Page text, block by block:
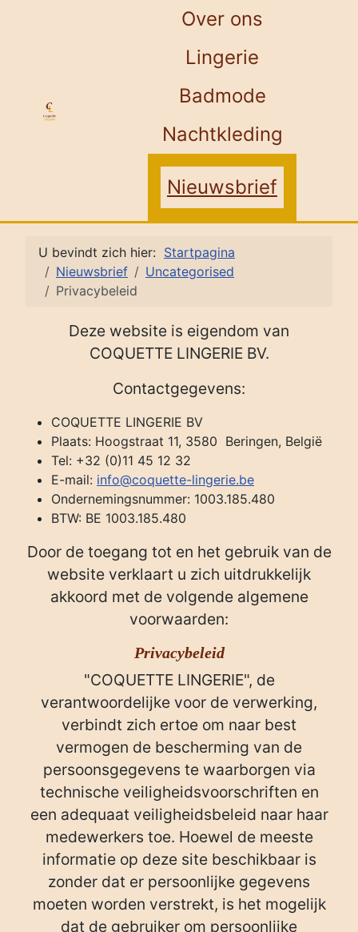
Over ons
Lingerie
Badmode
Nachtkleding
Nieuwsbrief
U bevindt zich hier: Startpagina
Nieuwsbrief
Uncategorised
Privacybeleid
Deze website is eigendom van
COQUETTE LINGERIE BV.
Contactgegevens:
COQUETTE LINGERIE BV
Plaats: Hoogstraat 11, 3580 Beringen, België
Tel: +32 (0)11 45 12 32
E-mail: info@coquette-lingerie.be
Ondernemingsnummer: 1003.185.480
BTW: BE 1003.185.480
Door de toegang tot en het gebruik van de
website verklaart u zich uitdrukkelijk
akkoord met de volgende algemene
voorwaarden:
Privacybeleid
"COQUETTE LINGERIE", de
verantwoordelijke voor de verwerking,
verbindt zich ertoe om naar best
vermogen de bescherming van de
persoonsgegevens te waarborgen via
technische veiligheidsvoorschriften en
een adequaat veiligheidsbeleid naar haar
medewerkers toe. Hoewel de meeste
informatie op deze site beschikbaar is
zonder dat er persoonlijke gegevens
moeten worden verstrekt, is het mogelijk
dat de gebruiker om persoonlijke